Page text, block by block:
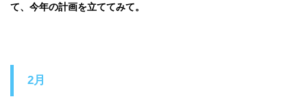
て、今年の計画を立ててみて。
2月